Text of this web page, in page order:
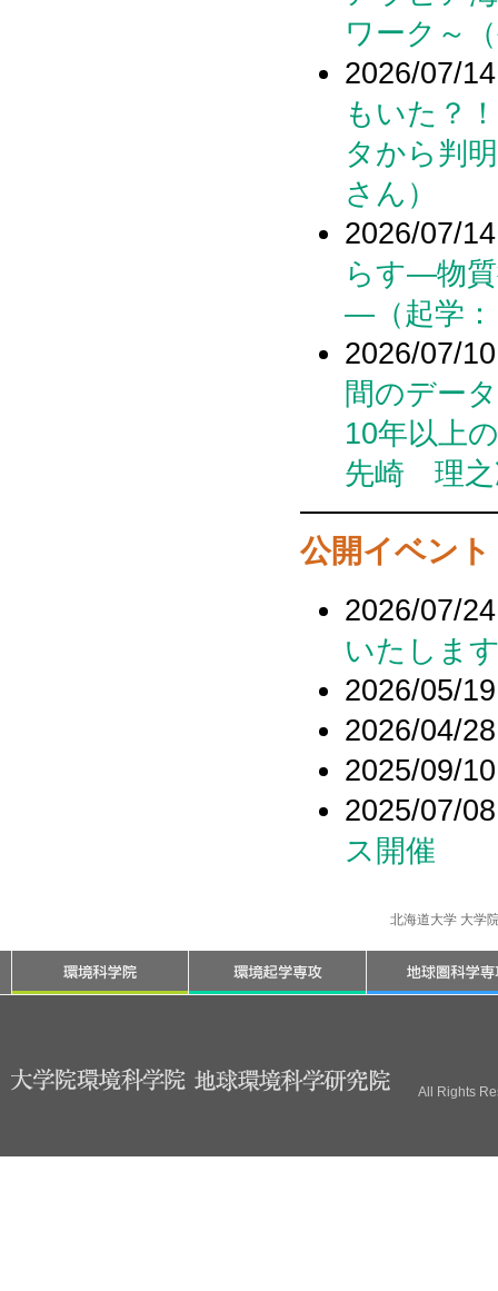
ワーク～
2026/07/14
もいた？
タから判
さん）
2026/07/14
らす―物
―（起学
2026/07/10
間のデー
10年以上
先崎 理之
公開イベント
2026/07/24
いたしま
2026/05/19
2026/04/28
2025/09/10
2025/07/08
ス開催
北海道大学 大学
All Rights